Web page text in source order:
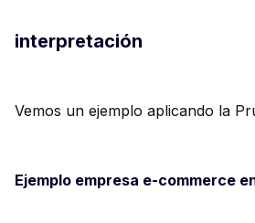
interpretación
Vemos un ejemplo aplicando la
Ejemplo empresa e-commerce